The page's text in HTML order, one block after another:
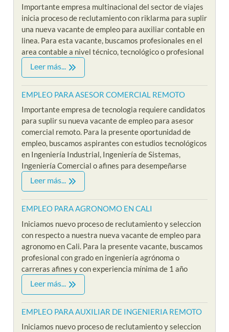
Importante empresa multinacional del sector de viajes
inicia proceso de reclutamiento con riklarma para suplir
una nueva vacante de empleo para auxiliar contable en
linea. Para esta vacante, buscamos profesionales en el
area contable a nivel técnico, tecnológico o profesional
Leer más...
EMPLEO PARA ASESOR COMERCIAL REMOTO
Importante empresa de tecnologia requiere candidatos
para suplir su nueva vacante de empleo para asesor
comercial remoto. Para la presente oportunidad de
empleo, buscamos aspirantes con estudios tecnológicos
en Ingeniería Industrial, Ingeniería de Sistemas,
Ingeniería Comercial o afines para desempeñarse
Leer más...
EMPLEO PARA AGRONOMO EN CALI
Iniciamos nuevo proceso de reclutamiento y seleccion
con respecto a nuestra nueva vacante de empleo para
agronomo en Cali. Para la presente vacante, buscamos
profesional con grado en ingeniería agrónoma o
carreras afines y con experiencia mínima de 1 año
Leer más...
EMPLEO PARA AUXILIAR DE INGENIERIA REMOTO
Iniciamos nuevo proceso de reclutamiento y seleccion